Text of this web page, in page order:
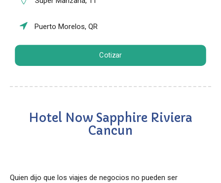
Puerto Morelos, QR
Cotizar
Hotel Now Sapphire Riviera
Cancun
Quien dijo que los viajes de negocios no pueden ser